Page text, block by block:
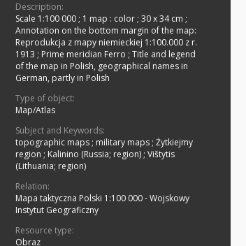
Description:
Scale 1:100 000 ; 1 map : color ; 30 x 34 cm ;
Annotation on the bottom margin of the map:
Reprodukcja z mapy niemieckiej 1:100.000 z r.
1913 ; Prime meridian Ferro ; Title and legend
of the map in Polish, geographical names in
German, partly in Polish
Type of object:
Map/Atlas
Subject and Keywords:
topographic maps ; military maps ; Żytkiejmy
region ; Kalinino (Russia; region) ; Vištytis
(Lithuania; region)
Relation:
Mapa taktyczna Polski 1:100 000 - Wojskowy
Instytut Geograficzny
Resource type:
Obraz